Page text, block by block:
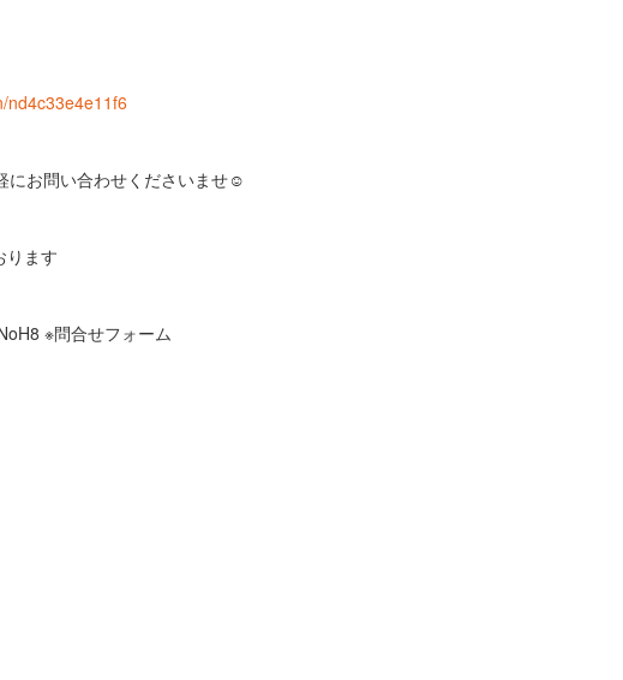
nd4c33e4e11f6
にお問い合わせくださいませ☺️
ります
※問合せフォーム